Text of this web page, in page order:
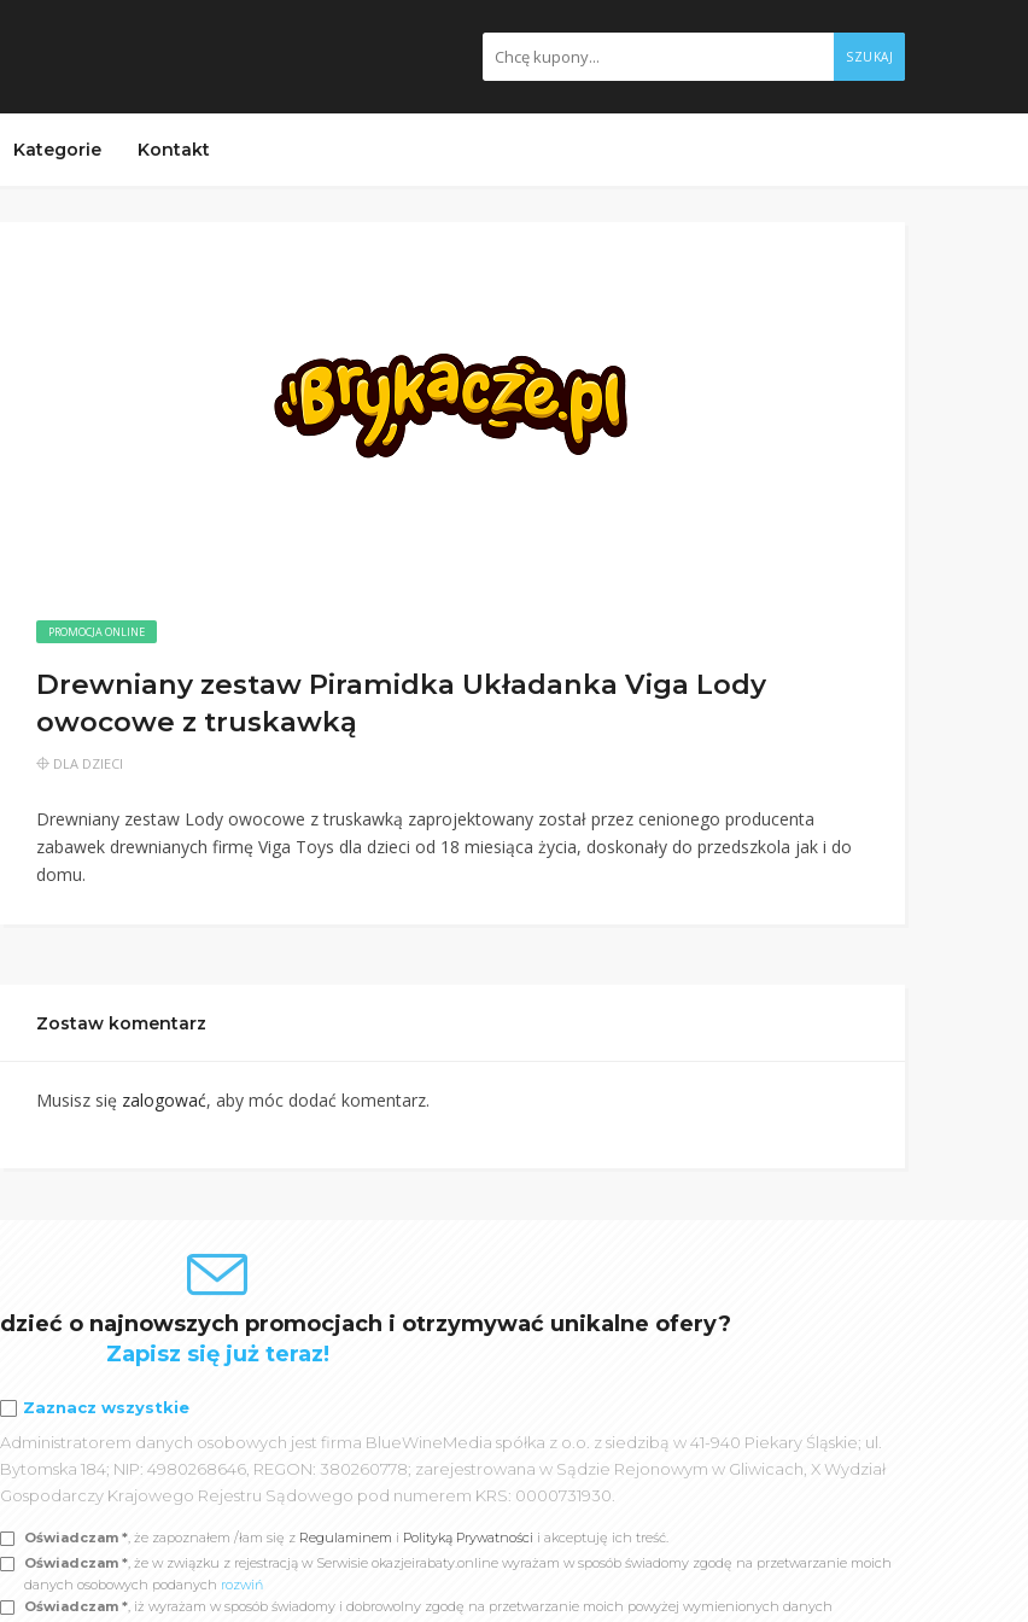
SZUKAJ
Kategorie Kontakt
PROMOCJA ONLINE
Drewniany zestaw Piramidka Układanka Viga Lody
owocowe z truskawką
DLA DZIECI
Drewniany zestaw Lody owocowe z truskawką zaprojektowany został przez cenionego producenta
zabawek drewnianych firmę Viga Toys dla dzieci od 18 miesiąca życia, doskonały do przedszkola jak i do
domu.
Zostaw komentarz
Musisz się zalogować, aby móc dodać komentarz.
o najnowszych promocjach i otrzymywać unikalne ofery?
Zapisz się już teraz!
Zaznacz wszystkie
Administratorem danych osobowych jest firma BlueWineMedia spółka z o.o. z siedzibą w 41-940 Piekary Śląskie; ul.
Bytomska 184; NIP: 4980268646, REGON: 380260778; zarejestrowana w Sądzie Rejonowym w Gliwicach, X Wydział
Gospodarczy Krajowego Rejestru Sądowego pod numerem KRS: 0000731930.
Oświadczam *, że zapoznałem /łam się z Regulaminem i Polityką Prywatności i akceptuję ich treść.
Oświadczam *, że w związku z rejestracją w Serwisie okazjeirabaty.online wyrażam w sposób świadomy zgodę na przetwarzanie moich
danych osobowych podanych rozwiń
Oświadczam *, iż wyrażam w sposób świadomy i dobrowolny zgodę na przetwarzanie moich powyżej wymienionych danych